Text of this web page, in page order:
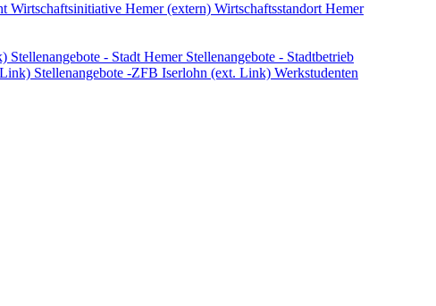
Wirtschaftsinitiative Hemer (extern) Wirtschaftsstandort Hemer
Stellenangebote - Stadt Hemer Stellenangebote - Stadtbetrieb
Stellenangebote -ZFB Iserlohn (ext. Link) Werkstudenten